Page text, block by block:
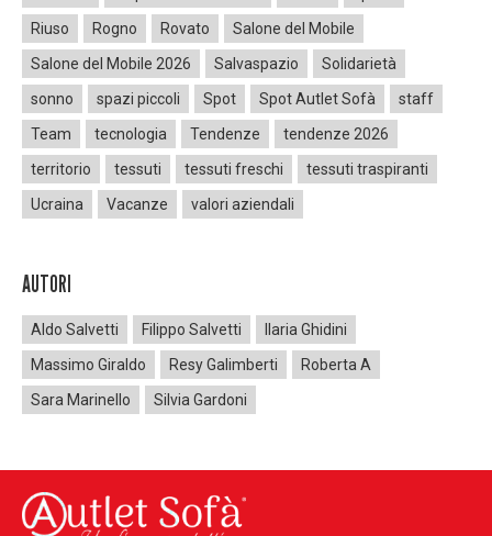
Riuso
Rogno Rovato
Salone del Mobile
Salone del Mobile 2026
Salvaspazio
Solidarietà
sonno
spazi piccoli Spot Spot Autlet Sofà
staff
Team
tecnologia Tendenze
tendenze 2026
territorio
tessuti tessuti freschi
tessuti traspiranti
Ucraina
Vacanze valori aziendali
AUTORI
Aldo Salvetti Filippo Salvetti
Ilaria Ghidini
Massimo Giraldo
Resy Galimberti
Roberta A
Sara Marinello
Silvia Gardoni